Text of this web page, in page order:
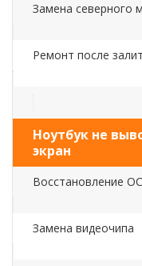
Замена северного
Ремонт после
Ноутбук не
экран
Восстановление ОС
Замена видеочипа